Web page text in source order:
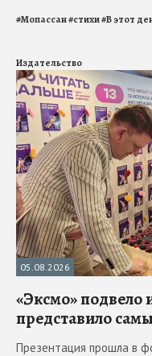
#Мопассан#стихи#В этот
Издательство
05.08.2026
«Эксмо» подвело
представило
Презентация прошла в